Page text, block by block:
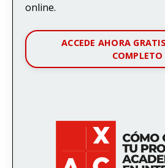
online.
ACCEDE AHORA
COMPLETO